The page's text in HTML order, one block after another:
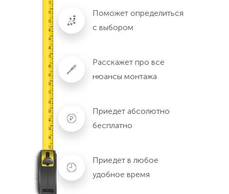
Поможет определиться
с выбором
Расскажет про все
нюансы монтажа
Приедет абсолютно
бесплатно
Приедет в любое
удобное время